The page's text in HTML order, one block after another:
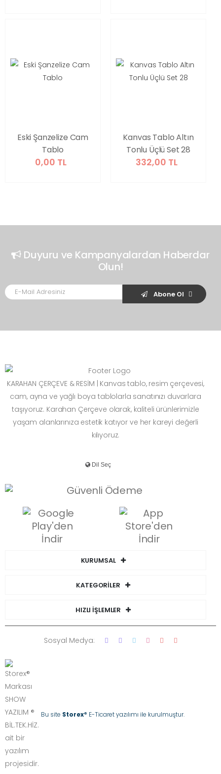
Eski Şanzelize Cam
Tablo
0,00 TL
Kanvas Tablo Altın
Tonlu Üçlü Set 28
332,00 TL
Duyuru ve Kampanyalardan Haberdar
Olun!
Abone Ol
KARAHAN ÇERÇEVE & RESİM | Kanvas tablo, resim çerçevesi,
cam, ayna ve yağlı boya tablolarla sanatınızı duvarlara
taşıyoruz. Karahan Çerçeve olarak, kaliteli ürünlerimizle
yaşam alanlarınıza estetik katıyor ve her kareyi değerli
kılıyoruz.
KURUMSAL
KATEGORİLER
HIZLI İŞLEMLER
Bu site Storex® E-Ticaret yazılımı ile kurulmuştur.
Sosyal Medya: